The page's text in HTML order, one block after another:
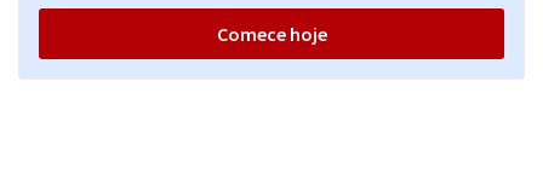
Comece hoje